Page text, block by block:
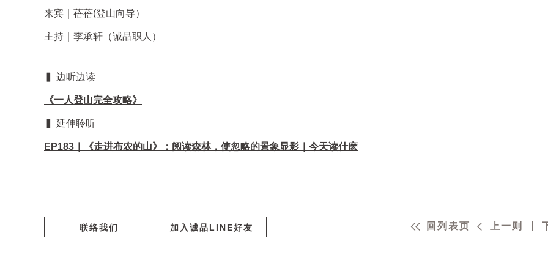
来宾｜蓓蓓(登山向导）
主持｜李承轩（诚品职人）
▍ 边听边读
《一人登山完全攻略》
▍ 延伸聆听
EP183｜《走进布农的山》：阅读森林，使忽略的景象显影｜今天读什麽
联络我们 加入诚品LINE好友 回列表页 上一则